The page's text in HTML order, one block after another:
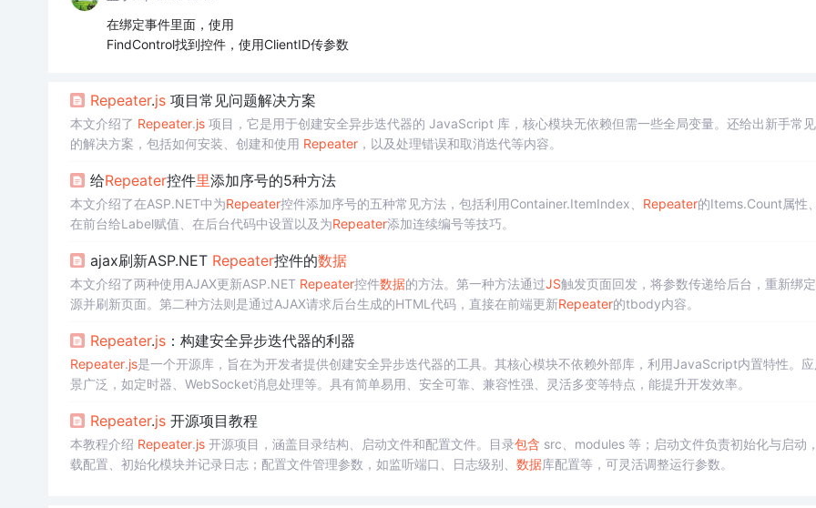
在绑定事件里面，使用
FindControl找到控件，使用ClientID传参数
Repeater.js项目常见问题解决方案
本文介绍了 Repeater.js项目，它是用于创建安全异步迭代器的 JavaScript 库，核心模块无依赖但需一些全局变量。还给出新手常
的解决方案，包括如何安装、创建和使用 Repeater，以及处理错误和取消迭代等内容。
给Repeater控件里添加序号的5种方法
本文介绍了在ASP.NET中为Repeater控件添加序号的五种常见方法，包括利用Container.ItemIndex、 Repeater的Items.Count属性、
在前台给Label赋值、在后台代码中设置以及为Repeater添加连续编号等技巧。
ajax刷新ASP.NET Repeater控件的数据
本文介绍了两种使用AJAX更新ASP.NET Repeater控件数据的方法。第一种方法通过JS触发页面回发，将参数传递给后台，重新绑定
源并刷新页面。第二种方法则是通过AJAX请求后台生成的HTML代码，直接在前端更新Repeater的tbody内容。
Repeater.js：构建安全异步迭代器的利器
Repeater.js是一个开源库，旨在为开发者提供创建安全异步迭代器的工具。其核心模块不依赖外部库，利用JavaScript内置特性。应
景广泛，如定时器、WebSocket消息处理等。具有简单易用、安全可靠、兼容性强、灵活多变等特点，能提升开发效率。
Repeater.js开源项目教程
本教程介绍 Repeater.js开源项目，涵盖目录结构、启动文件和配置文件。目录包含 src、modules 等；启动文件负责初始化与启动
载配置、初始化模块并记录日志；配置文件管理参数，如监听端口、日志级别、 数据库配置等，可灵活调整运行参数。